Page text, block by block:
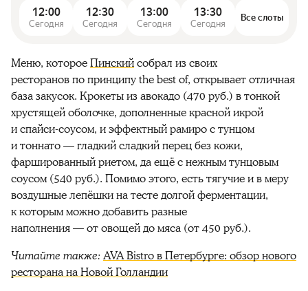
12:00
Сегодня
12:30
Сегодня
13:00
Сегодня
13:30
Сегодня
Все слоты
Меню, котороеПинскийсобрал из своих
ресторановпо принципу thebestof, открываетотличная
база закусок. Крокеты из авокадо (470 руб.) в тонкой
хрустящей оболочке, дополненные красной икрой
и спайси-соусом, и эффектный рамиро с тунцом
и тоннато — гладкий сладкий перец без кожи,
фаршированный риетом, да ещё с нежным тунцовым
соусом (540 руб.). Помимо этого, естьтягучие и в меру
воздушные лепёшки на тесте долгой ферментации,
к которым можно добавить разные
наполнения—от овощей до мяса (от 450 руб.).
Читайте также:AVA Bistro в Петербурге: обзор нового
ресторана на Новой Голландии